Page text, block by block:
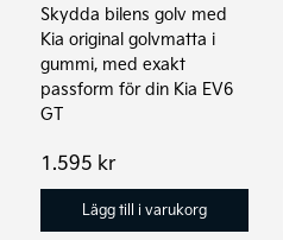
Skydda bilens golv med
Kia original golvmatta i
gummi, med exakt
passform för din Kia EV6
GT
1.595 kr
Lägg till i varukorg